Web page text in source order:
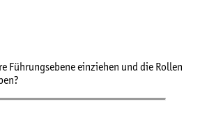
Führungsebene einziehen und die Rollen